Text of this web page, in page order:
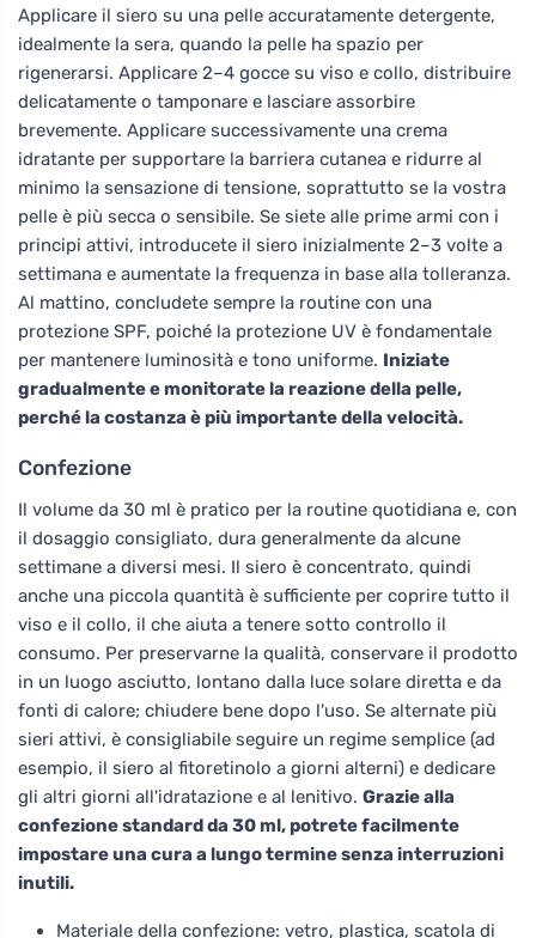
Applicare il siero su una pelle accuratamente detergente,
idealmente la sera, quando la pelle ha spazio per
rigenerarsi. Applicare 2–4 gocce su viso e collo, distribuire
delicatamente o tamponare e lasciare assorbire
brevemente. Applicare successivamente una crema
idratante per supportare la barriera cutanea e ridurre al
minimo la sensazione di tensione, soprattutto se la vostra
pelle è più secca o sensibile. Se siete alle prime armi con i
principi attivi, introducete il siero inizialmente 2–3 volte a
settimana e aumentate la frequenza in base alla tolleranza.
Al mattino, concludete sempre la routine con una
protezione SPF, poiché la protezione UV è fondamentale
per mantenere luminosità e tono uniforme. Iniziate
gradualmente e monitorate la reazione della pelle,
perché la costanza è più importante della velocità.
Confezione
Il volume da 30 ml è pratico per la routine quotidiana e, con
il dosaggio consigliato, dura generalmente da alcune
settimane a diversi mesi. Il siero è concentrato, quindi
anche una piccola quantità è sufficiente per coprire tutto il
viso e il collo, il che aiuta a tenere sotto controllo il
consumo. Per preservarne la qualità, conservare il prodotto
in un luogo asciutto, lontano dalla luce solare diretta e da
fonti di calore; chiudere bene dopo l'uso. Se alternate più
sieri attivi, è consigliabile seguire un regime semplice (ad
esempio, il siero al fitoretinolo a giorni alterni) e dedicare
gli altri giorni all'idratazione e al lenitivo. Grazie alla
confezione standard da 30 ml, potrete facilmente
impostare una cura a lungo termine senza interruzioni
inutili.
Materiale della confezione: vetro, plastica, scatola di